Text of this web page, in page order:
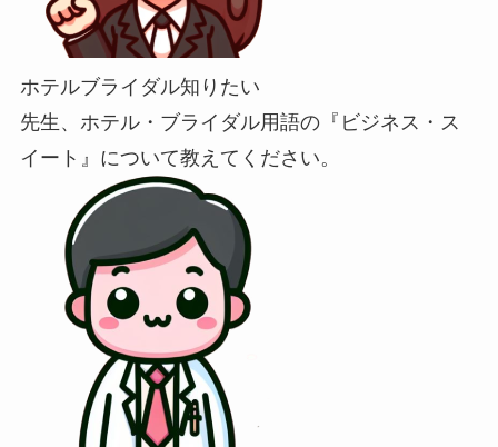
ホテルブライダル知りたい
先生、ホテル・ブライダル用語の『ビジネス・ス
イート』について教えてください。